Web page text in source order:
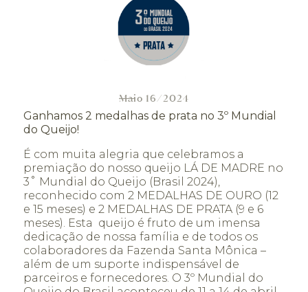
Maio 16/2024
Ganhamos 2 medalhas de prata no 3º Mundial
do Queijo!
É com muita alegria que celebramos a
premiação do nosso queijo LÁ DE MADRE no
3˚ Mundial do Queijo (Brasil 2024),
reconhecido com 2 MEDALHAS DE OURO (12
e 15 meses) e 2 MEDALHAS DE PRATA (9 e 6
meses). Esta queijo é fruto de um imensa
dedicação de nossa família e de todos os
colaboradores da Fazenda Santa Mônica –
além de um suporte indispensável de
parceiros e fornecedores. O 3º Mundial do